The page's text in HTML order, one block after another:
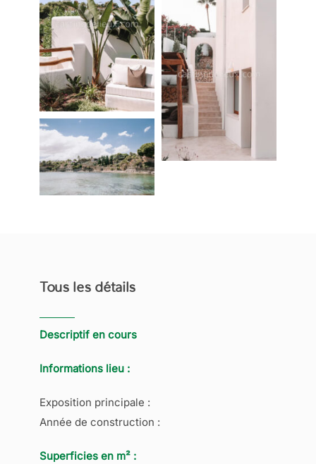
Tous les détails
Descriptif en cours
Informations lieu :
Exposition principale :
Année de construction :
Superficies en m² :